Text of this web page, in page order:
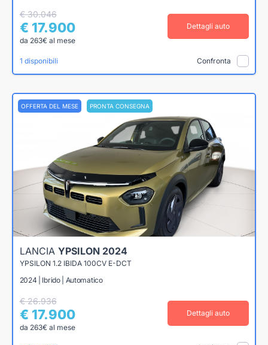
€ 30.046
€ 17.900
da 263€ al mese
Dettagli auto
1 disponibili Confronta
OFFERTA DEL MESE PRONTA CONSEGNA
LANCIA YPSILON 2024
YPSILON 1.2 IBIDA 100CV E-DCT
2024 | Ibrido | Automatico
€ 26.936
€ 17.900
da 263€ al mese
Dettagli auto